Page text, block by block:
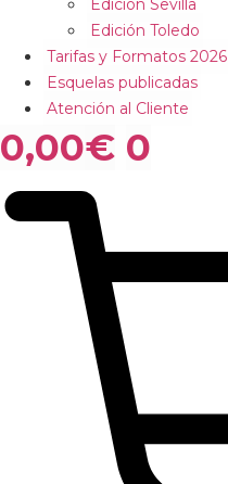
Edición Sevilla
Edición Toledo
Tarifas y Formatos 2026
Esquelas publicadas
Atención al Cliente
0,00€ 0